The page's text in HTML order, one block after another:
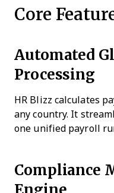
Core
Automated
Processing
HR Blizz calculates
any country. It
one unified payroll
Compliance